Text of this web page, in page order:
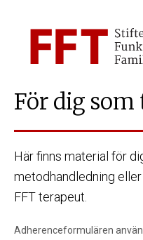
För dig
Här finns material för
metodhandledning
FFT terapeut.
Adherenceformulären